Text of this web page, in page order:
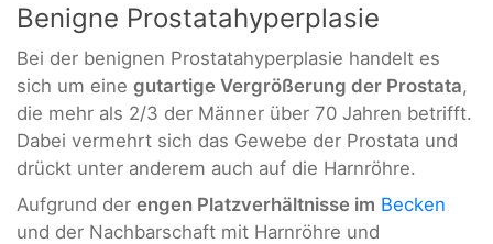
Benigne Prostatahyperplasie
Bei der benignen Prostatahyperplasie handelt es
sich um eine gutartige Vergrößerung der Prostata,
die mehr als 2/3 der Männer über 70 Jahren betrifft.
Dabei vermehrt sich das Gewebe der Prostata und
drückt unter anderem auch auf die Harnröhre.
Aufgrund der engen Platzverhältnisse im Becken
und der Nachbarschaft mit Harnröhre und